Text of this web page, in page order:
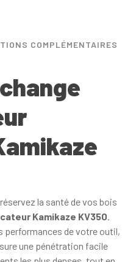
COMPLÉMENTAIRES
la santé de vos bois
Kamikaze KV350.
performances de votre outil,
une pénétration facile